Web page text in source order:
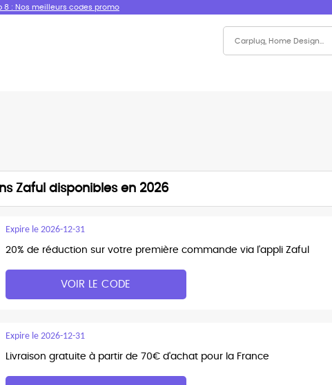
8 : Nos meilleurs codes promo
Zaful disponibles en 2026
Expire le 2026-12-31
20% de réduction sur votre première commande via l'appli Zaful
VOIR LE CODE
Expire le 2026-12-31
Livraison gratuite à partir de 70€ d'achat pour la France